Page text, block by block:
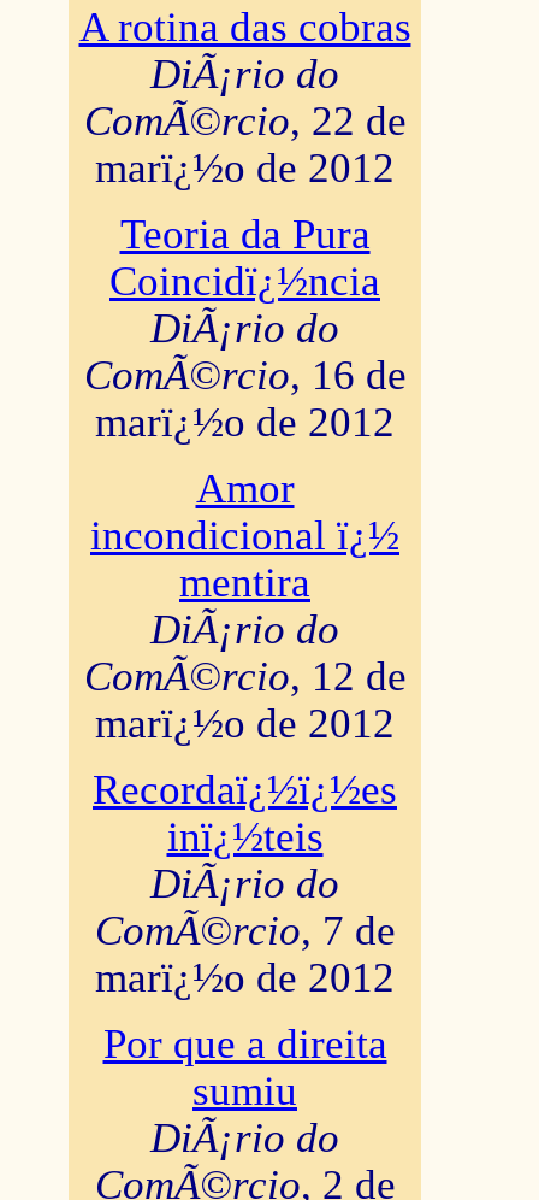
A rotina das cobras
DiÃ¡rio do
ComÃ©rcio, 22 de
marï¿½o de 2012
Teoria da Pura
Coincidï¿½ncia
DiÃ¡rio do
ComÃ©rcio, 16 de
marï¿½o de 2012
Amor
incondicional ï¿½
mentira
DiÃ¡rio do
ComÃ©rcio, 12 de
marï¿½o de 2012
Recordaï¿½ï¿½es
inï¿½teis
DiÃ¡rio do
ComÃ©rcio, 7 de
marï¿½o de 2012
Por que a direita
sumiu
DiÃ¡rio do
ComÃ©rcio, 2 de